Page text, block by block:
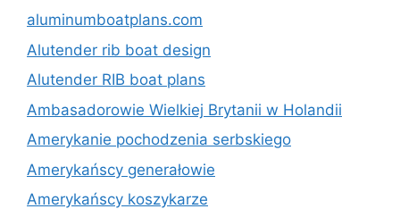
aluminumboatplans.com
Alutender rib boat design
Alutender RIB boat plans
Ambasadorowie Wielkiej Brytanii w Holandii
Amerykanie pochodzenia serbskiego
Amerykańscy generałowie
Amerykańscy koszykarze